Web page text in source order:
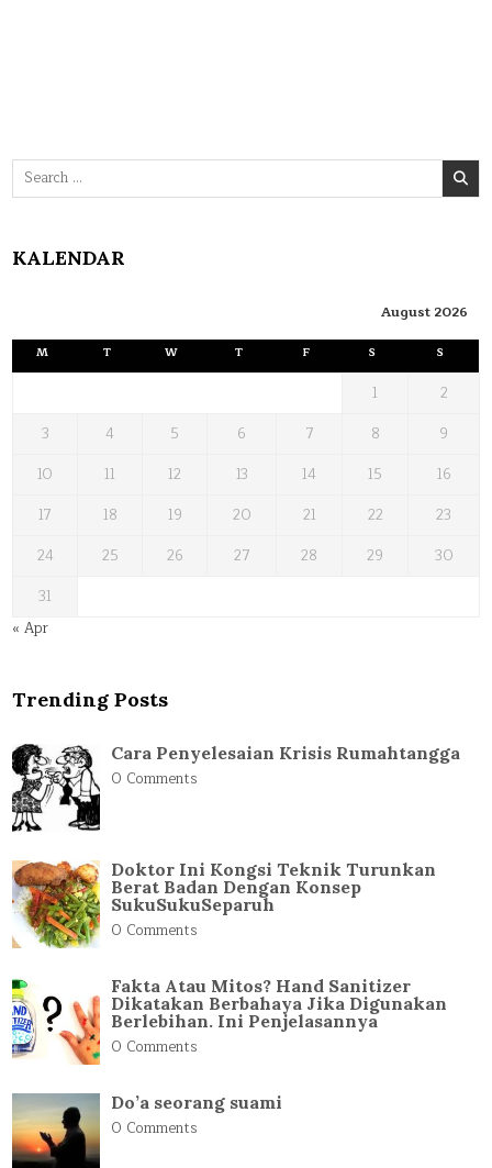
Search
for:
KALENDAR
August 2026
M T W T F S S
1
2
3
4 5 6 7 8
9
10
11 12 13 14 15
16
17
18 19 20 21 22
23
24
25 26 27 28 29
30
31
« Apr
Trending Posts
Cara Penyelesaian Krisis Rumahtangga
0 Comments
Doktor Ini Kongsi Teknik Turunkan
Berat Badan Dengan Konsep
SukuSukuSeparuh
0 Comments
Fakta Atau Mitos? Hand Sanitizer
Dikatakan Berbahaya Jika Digunakan
Berlebihan. Ini Penjelasannya
0 Comments
Do’a seorang suami
0 Comments